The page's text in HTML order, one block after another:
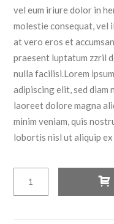
vel eum iriure dolor in
molestie consequat, vel
at vero eros et
praesent luptatum zzril
nulla facilisi.Lorem
adipiscing elit, sed diam
laoreet dolore magna
minim veniam, quis
lobortis nisl ut aliquip ex